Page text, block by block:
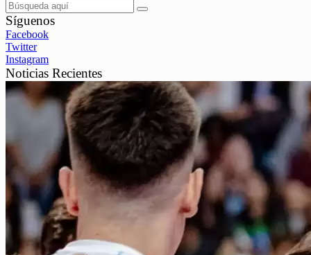
Síguenos
Facebook
Twitter
Instagram
Noticias Recientes